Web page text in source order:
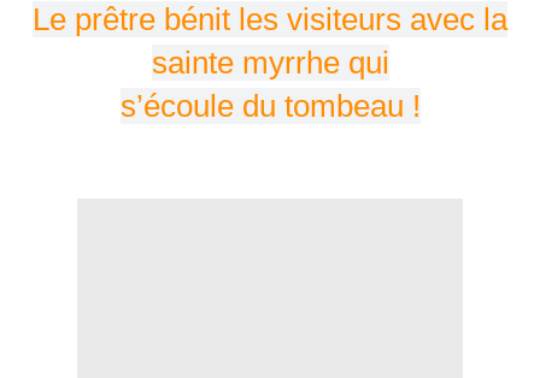
Le prêtre bénit les visiteurs avec la
sainte myrrhe qui
s’écoule du tombeau !